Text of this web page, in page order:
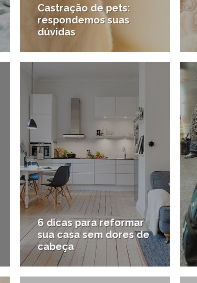
Castração de pets:
respondemos suas
dúvidas
11/04/2017
6 dicas para reformar
sua casa sem dores de
cabeça
24/11/2015